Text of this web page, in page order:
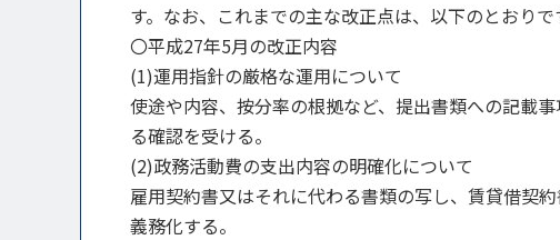
す。なお、これまでの主な改正点は、以下のとおりで
〇平成27年5月の改正内容
(1)運用指針の厳格な運用について
使途や内容、按分率の根拠など、提出書類への記載
る確認を受ける。
(2)政務活動費の支出内容の明確化について
雇用契約書又はそれに代わる書類の写し、賃貸借契
義務化する。